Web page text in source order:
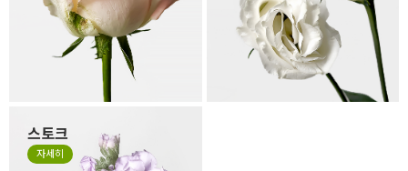
습니다. 만일 겉잎이 보기 싫으
시면 겉잎 부분만 살짝 떼어 주
을 수 있습니다. 살아있는 꽃의
자연스런 모습이니 그 모습도
사랑해 주세요.
스토크
자세히
계절꽃 소재로 잘 사용하는 스
토크는 얇고 작은 잎들이 줄줄